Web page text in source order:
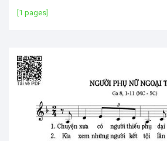
[1 pages]